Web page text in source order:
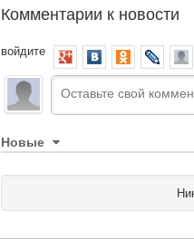
Комментарии к новости
войдите
Новые